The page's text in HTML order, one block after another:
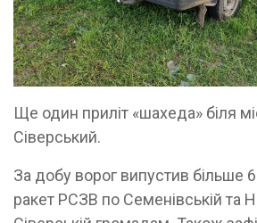
Ще один приліт «шахеда» біля
Сіверський.
За добу ворог випустив більше
ракет РСЗВ по Семенівській та